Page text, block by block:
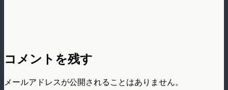
コメントを残す
メールアドレスが公開されることはありません。